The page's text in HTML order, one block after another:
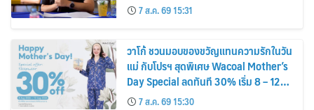
7 ส.ค. 69 15:31
วาโก้ ชวนมอบของขวัญแทนความรักในวัน
แม่ กับโปรฯ สุดพิเศษ Wacoal Mother’s
Day Special ลดทันที 30% เริ่ม 8 – 12
สิงหาคม 2569
7 ส.ค. 69 15:30